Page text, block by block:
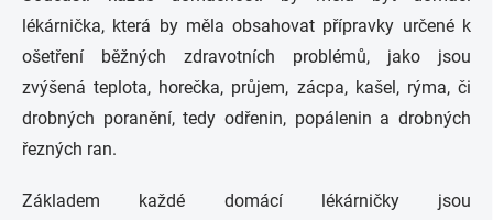
lékárnička, která by měla obsahovat přípravky určené k
ošetření běžných zdravotních problémů, jako jsou
zvýšená teplota, horečka, průjem, zácpa, kašel, rýma, či
drobných poranění, tedy odřenin, popálenin a drobných
řezných ran.
Základem každé domácí lékárničky jsou